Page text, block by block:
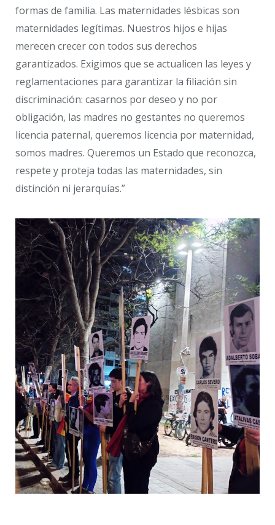
formas de familia. Las maternidades lésbicas son
maternidades legítimas. Nuestros hijos e hijas
merecen crecer con todos sus derechos
garantizados. Exigimos que se actualicen las leyes y
reglamentaciones para garantizar la filiación sin
discriminación: casarnos por deseo y no por
obligación, las madres no gestantes no queremos
licencia paternal, queremos licencia por maternidad,
somos madres. Queremos un Estado que reconozca,
respete y proteja todas las maternidades, sin
distinción ni jerarquías.”